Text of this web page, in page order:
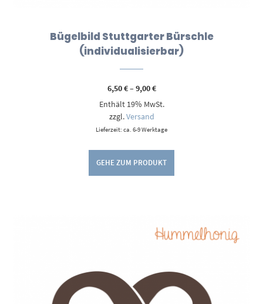
Bügelbild Stuttgarter Bürschle
(individualisierbar)
6,50€–9,00€Preisspanne:
bis
Enthält 19% MwSt.
zzgl.Versand
Lieferzeit: ca. 6-9 Werktage
GEHE ZUM PRODUKT